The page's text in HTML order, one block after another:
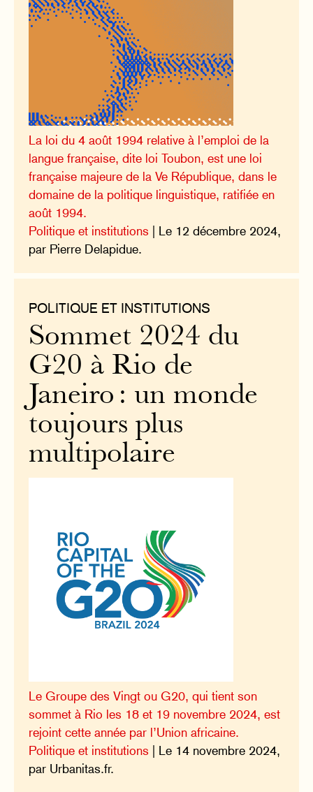
La loi du 4 août 1994 relative à l’emploi de la
langue française, dite loi Toubon, est une loi
française majeure de la Ve République, dans le
domaine de la politique linguistique, ratifiée en
août 1994.
Politique et institutions | Le 12 décembre 2024,
par Pierre Delapidue.
POLITIQUE ET INSTITUTIONS
Sommet 2024 du
G20 à Rio de
Janeiro : un monde
toujours plus
multipolaire
Le Groupe des Vingt ou G20, qui tient son
sommet à Rio les 18 et 19 novembre 2024, est
rejoint cette année par l’Union africaine.
Politique et institutions | Le 14 novembre 2024,
par Urbanitas.fr.